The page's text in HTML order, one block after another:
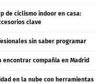
de ciclismo indoor en casa:
clave
sin saber programar
encontrar compañía en Madrid
en la nube con herramientas